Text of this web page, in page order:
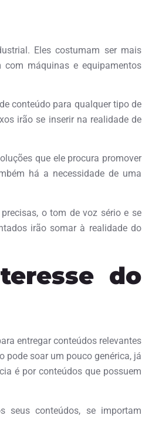
Eles costumam ser mais
máquinas e equipamentos
conteúdo para qualquer tipo de
irão se inserir na realidade de
que ele procura promover
há a necessidade de uma
o tom de voz sério e se
irão somar à realidade do
do
entregar conteúdos relevantes
pode soar um pouco genérica, já
é por conteúdos que possuem
seus conteúdos, se importam